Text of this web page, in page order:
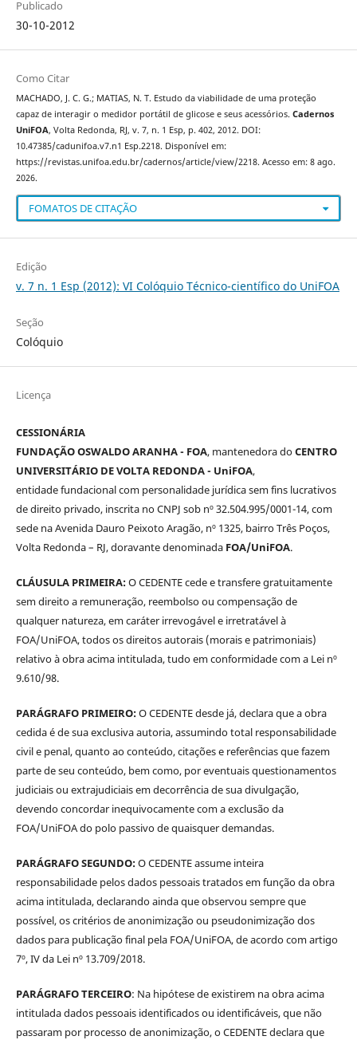
Publicado
30-10-2012
Como Citar
MACHADO, J. C. G.; MATIAS, N. T. Estudo da viabilidade de uma proteção
capaz de interagir o medidor portátil de glicose e seus acessórios. Cadernos
UniFOA, Volta Redonda, RJ, v. 7, n. 1 Esp, p. 402, 2012. DOI:
10.47385/cadunifoa.v7.n1 Esp.2218. Disponível em:
https://revistas.unifoa.edu.br/cadernos/article/view/2218. Acesso em: 8 ago.
2026.
FOMATOS DE CITAÇÃO
Edição
v. 7 n. 1 Esp (2012): VI Colóquio Técnico-científico do UniFOA
Seção
Colóquio
Licença
CESSIONÁRIA
FUNDAÇÃO OSWALDO ARANHA - FOA, mantenedora doCENTRO
UNIVERSITÁRIO DE VOLTA REDONDA - UniFOA,
entidade fundacional com personalidade jurídica sem fins lucrativos
de direito privado, inscrita no CNPJ sob nº 32.504.995/0001-14, com
sede na Avenida Dauro Peixoto Aragão, nº 1325, bairro Três Poços,
Volta Redonda – RJ, doravante denominada FOA/UniFOA.
CLÁUSULA PRIMEIRA:O CEDENTE cede e transfere gratuitamente
sem direito a remuneração, reembolso ou compensação de
qualquer natureza, em caráter irrevogável e irretratável à
FOA/UniFOA, todos os direitos autorais (morais e patrimoniais)
relativo à obra acima intitulada, tudo em conformidade com a Lei nº
9.610/98.
PARÁGRAFO PRIMEIRO:O CEDENTE desde já, declara que a obra
cedida é de sua exclusiva autoria, assumindo total responsabilidade
civil e penal, quanto ao conteúdo, citações e referências que fazem
parte de seu conteúdo, bem como, por eventuais questionamentos
judiciais ou extrajudiciais em decorrência de sua divulgação,
devendo concordar inequivocamente com a exclusão da
FOA/UniFOA do polo passivo de quaisquer demandas.
PARÁGRAFO SEGUNDO:O CEDENTE assume inteira
responsabilidade pelos dados pessoais tratados em função da obra
acima intitulada, declarando ainda que observou sempre que
possível, os critérios de anonimização ou pseudonimização dos
dados para publicação final pela FOA/UniFOA, de acordo com artigo
7º, IV da Lei nº 13.709/2018.
PARÁGRAFO TERCEIRO: Na hipótese de existirem na obra acima
intitulada dados pessoais identificados ou identificáveis, que não
passaram por processo de anonimização, o CEDENTE declara que